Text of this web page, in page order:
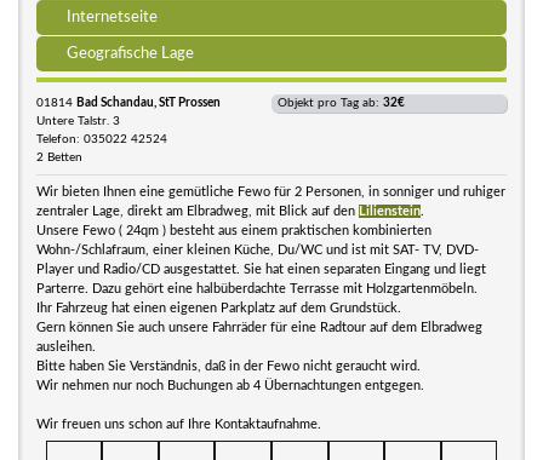
Internetseite
Geografische Lage
01814 Bad Schandau, StT Prossen
Untere Talstr. 3
Telefon: 035022 42524
2 Betten
Objekt pro Tag ab: 32€
Wir bieten Ihnen eine gemütliche Fewo für 2 Personen, in sonniger und ruhiger
zentraler Lage, direkt am Elbradweg, mit Blick auf den Lilienstein
Unsere Fewo ( 24qm ) besteht aus einem praktischen kombinierten
Wohn-/Schlafraum, einer kleinen Küche, Du/WC und ist mit SAT- TV, DVD-
Player und Radio/CD ausgestattet. Sie hat einen separaten Eingang und liegt
Parterre. Dazu gehört eine halbüberdachte Terrasse mit Holzgartenmöbeln.
Ihr Fahrzeug hat einen eigenen Parkplatz auf dem Grundstück.
Gern können Sie auch unsere Fahrräder für eine Radtour auf dem Elbradweg
ausleihen.
Bitte haben Sie Verständnis, daß in der Fewo nicht geraucht wird.
Wir nehmen nur noch Buchungen ab 4 Übernachtungen entgegen.
Wir freuen uns schon auf Ihre Kontaktaufnahme.